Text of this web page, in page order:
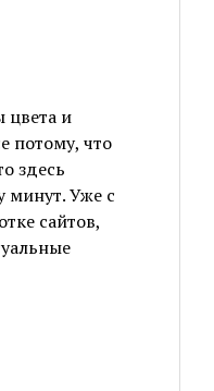
цвета и
потому, что
здесь
минут. Уже с
сайтов,